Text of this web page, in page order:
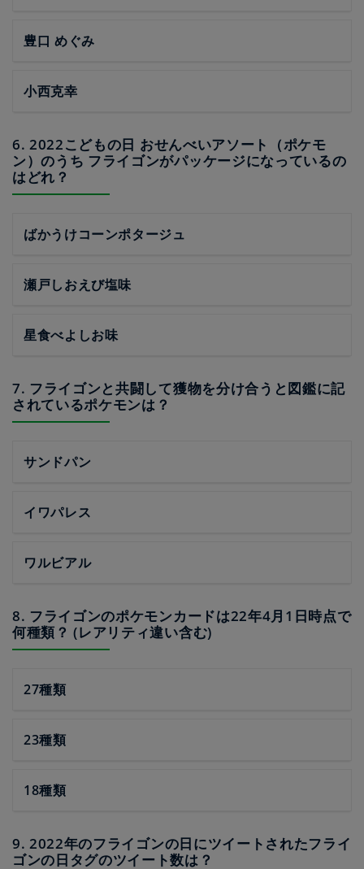
豊口 めぐみ
小西克幸
6. 2022こどもの日 おせんべいアソート（ポケモ
ン）のうち フライゴンがパッケージになっているの
はどれ？
ばかうけコーンポタージュ
瀬戸しおえび塩味
星食べよしお味
7. フライゴンと共闘して獲物を分け合うと図鑑に記
されているポケモンは？
サンドパン
イワパレス
ワルビアル
8. フライゴンのポケモンカードは22年4月1日時点で
何種類？ (レアリティ違い含む)
27種類
23種類
18種類
9. 2022年のフライゴンの日にツイートされたフライ
ゴンの日タグのツイート数は？